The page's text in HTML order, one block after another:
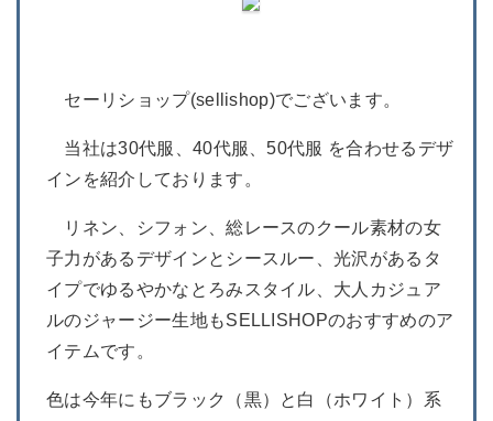
セーリショップ(sellishop)でございます。
当社は30代服、40代服、50代服 を合わせるデザ
インを紹介しております。
リネン、シフォン、総レースのクール素材の女
子力があるデザインとシースルー、光沢があるタ
イプでゆるやかなとろみスタイル、大人カジュア
ルのジャージー生地もSELLISHOPのおすすめのア
イテムです。
色は今年にもブラック（黒）と白（ホワイト）系